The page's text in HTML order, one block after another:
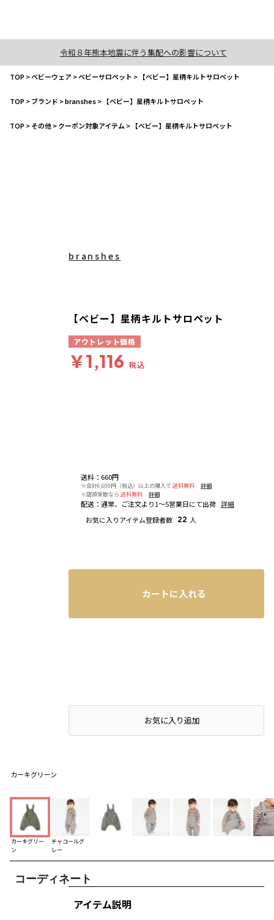
令和８年熊本地震に伴う集配への影響について
TOP>ベビーウェア>ベビーサロペット > 【ベビー】星柄キルトサロペット
TOP>ブランド >branshes> 【ベビー】星柄キルトサロペット
TOP>その他>クーポン対象アイテム > 【ベビー】星柄キルトサロペット
カーキグリーン
カーキグリー
ン
チャコールグ
レー
コーディネート
送料 ： 660円
※合計6,600円（税込）以上の購入で 送料無料
詳細
※店頭受取なら 送料無料 詳細
配送 ： 通常、ご注文より1～5営業日にて出荷 詳細
お気に入りアイテム登録者数 22 人
branshes
【ベビー】星柄キルトサロペット
アウトレット価格
￥1,116 税込
カートに入れる
お気に入り追加
アイテム説明